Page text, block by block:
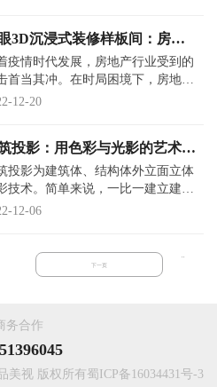
3D沉浸式装修样板间：房地
售天花板引流方式来了
疫情时代发展，房地产行业受到的
首当其冲。在时局困境下，房地产
何从自身角度出发去改善目前状况
12-20
投影：用色彩与光影的艺术，
城市名片
投影为建筑体、结构体外立面立体
技术。简单来说，一比一建立建筑
画模型，还原其建筑表面的所有结
12-06
下一页
务合作
美视 版权所有蜀ICP备16034431号-3